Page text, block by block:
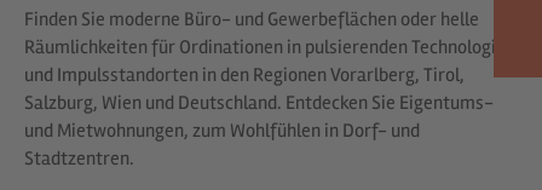
Finden Sie moderne Büro- und Gewerbeflächen oder helle
Räumlichkeiten für Ordinationen in pulsierenden Technologie-
und Impulsstandorten in den Regionen Vorarlberg, Tirol,
Salzburg, Wien und Deutschland. Entdecken Sie Eigentums-
und Mietwohnungen, zum Wohlfühlen in Dorf- und
Stadtzentren.